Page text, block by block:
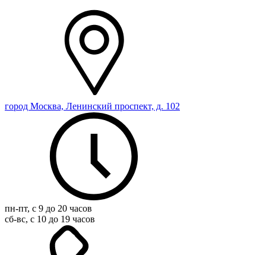
город Москва, Ленинский проспект, д. 102
пн-пт, с 9 до 20 часов
сб-вс, с 10 до 19 часов